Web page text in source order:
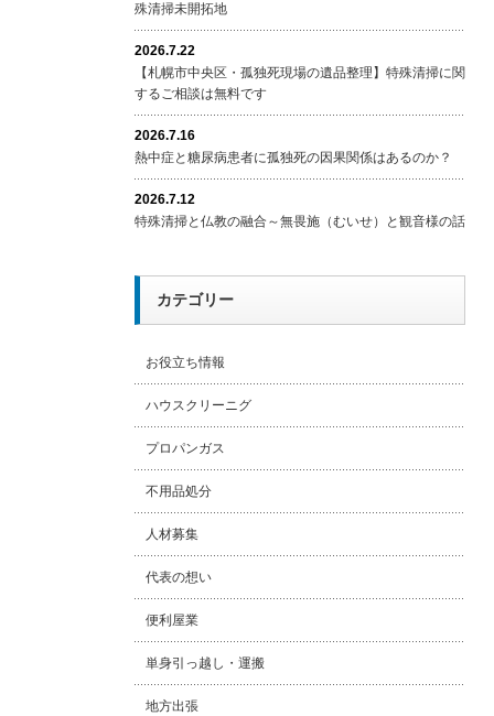
殊清掃未開拓地
2026.7.22
【札幌市中央区・孤独死現場の遺品整理】特殊清掃に関
するご相談は無料です
2026.7.16
熱中症と糖尿病患者に孤独死の因果関係はあるのか？
2026.7.12
特殊清掃と仏教の融合～無畏施（むいせ）と観音様の話
カテゴリー
お役立ち情報
ハウスクリーニグ
プロパンガス
不用品処分
人材募集
代表の想い
便利屋業
単身引っ越し・運搬
地方出張